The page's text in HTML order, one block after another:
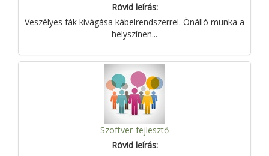
Rövid leírás:
Veszélyes fák kivágása kábelrendszerrel. Önálló munka a
helyszínen...
Szoftver-fejlesztő
Rövid leírás: